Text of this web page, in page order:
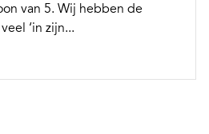
van 5. Wij hebben de
‘in zijn...